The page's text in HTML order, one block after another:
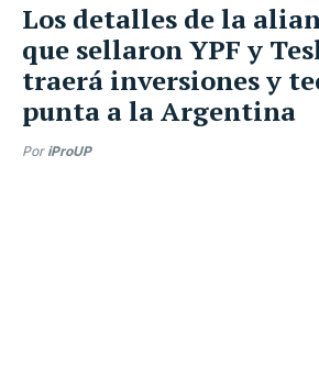
Los detalles de la
que sellaron YPF y
traerá inversiones y
punta a la Argentina
Por iProUP